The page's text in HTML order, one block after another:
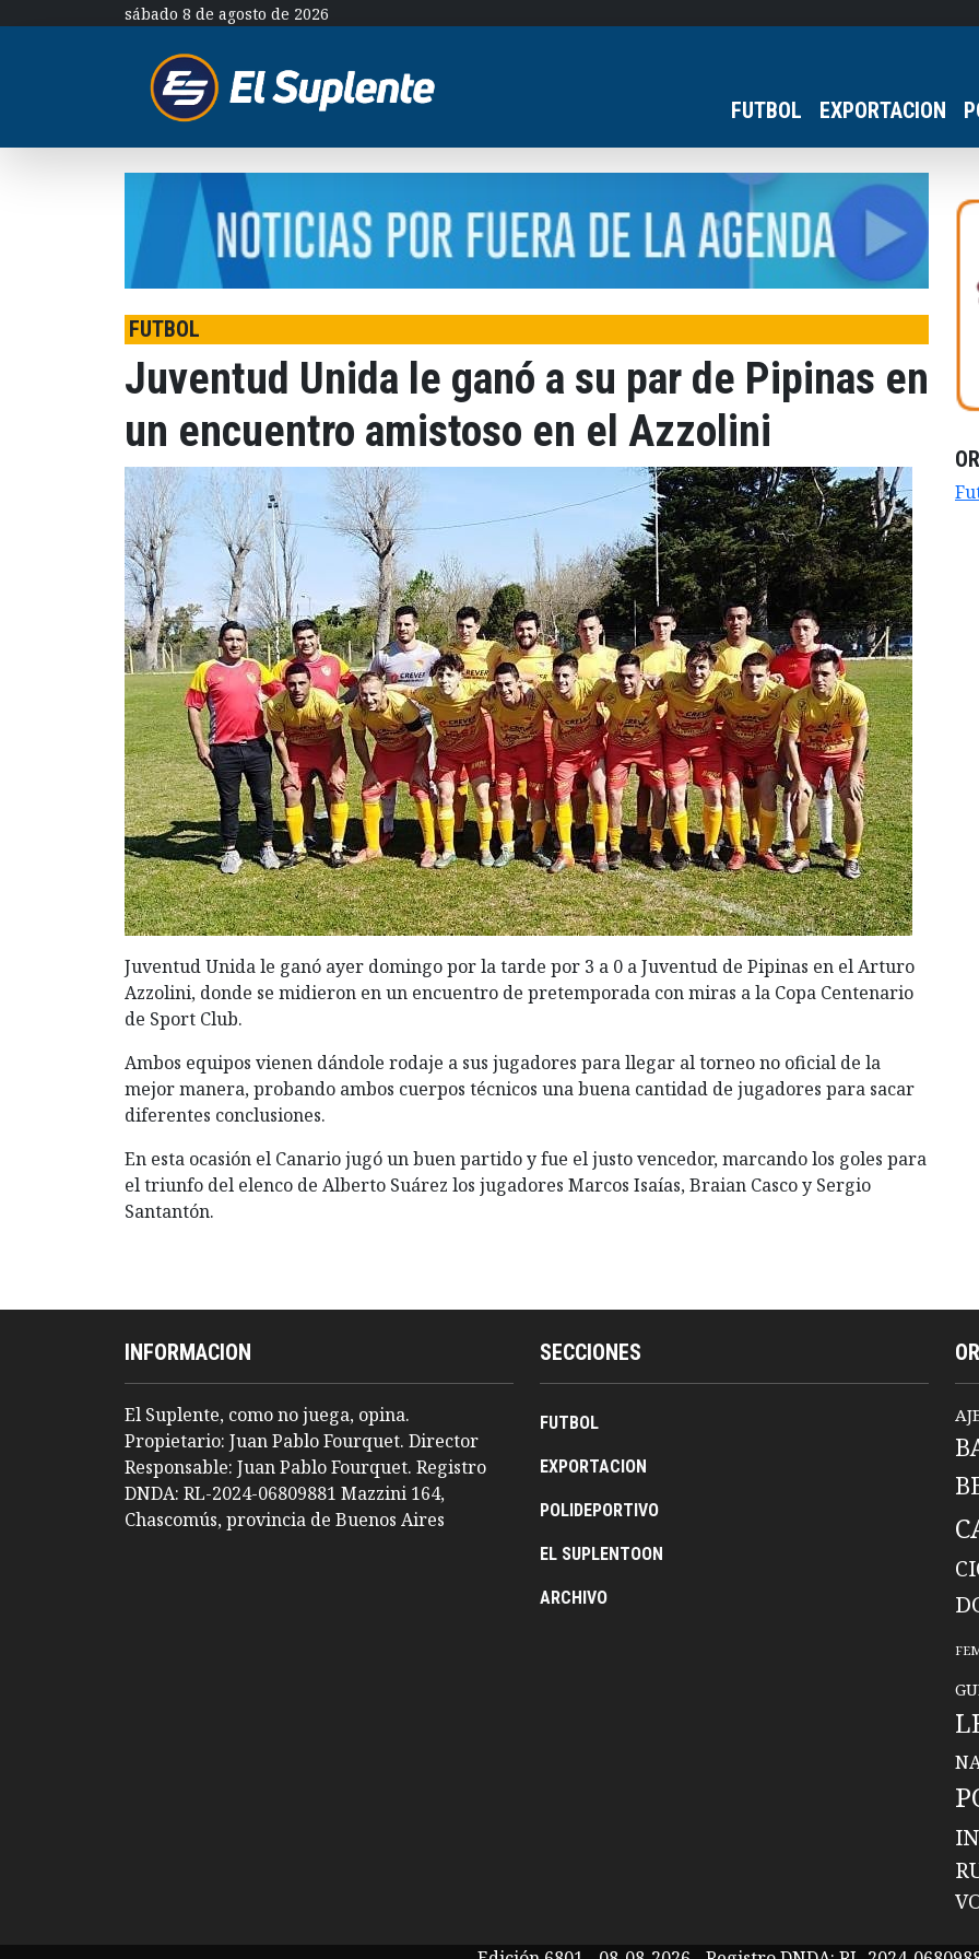
sábado 8 de agosto de 2026
FUTBOL EXPORTACION
FUTBOL
Juventud Unida le ganó a su par de Pipinas en
un encuentro amistoso en el Azzolini
Juventud Unida le ganó ayer domingo por la tarde por 3 a 0 a Juventud de Pipinas en el Arturo
Azzolini, donde se midieron en un encuentro de pretemporada con miras a la Copa Centenario
de Sport Club.
Ambos equipos vienen dándole rodaje a sus jugadores para llegar al torneo no oficial de la
mejor manera, probando ambos cuerpos técnicos una buena cantidad de jugadores para sacar
diferentes conclusiones.
En esta ocasión el Canario jugó un buen partido y fue el justo vencedor, marcando los goles para
el triunfo del elenco de Alberto Suárez los jugadores Marcos Isaías, Braian Casco y Sergio
Santantón.
INFORMACION
El Suplente, como no juega, opina.
Propietario: Juan Pablo Fourquet. Director
Responsable: Juan Pablo Fourquet. Registro
DNDA: RL-2024-06809881 Mazzini 164,
Chascomús, provincia de Buenos Aires
SECCIONES
FUTBOL
EXPORTACION
POLIDEPORTIVO
EL SUPLENTOON
ARCHIVO